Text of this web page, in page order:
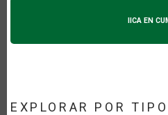
IICA EN
EXPLORAR POR